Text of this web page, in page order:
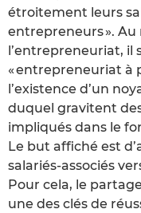
étroitement leurs
entrepreneurs ».
l’entrepreneuriat, il
« entrepreneuriat à
l’existence d’un
duquel gravitent
impliqués dans le
Le but affiché est
salariés-associés
Pour cela, le
une des clés de